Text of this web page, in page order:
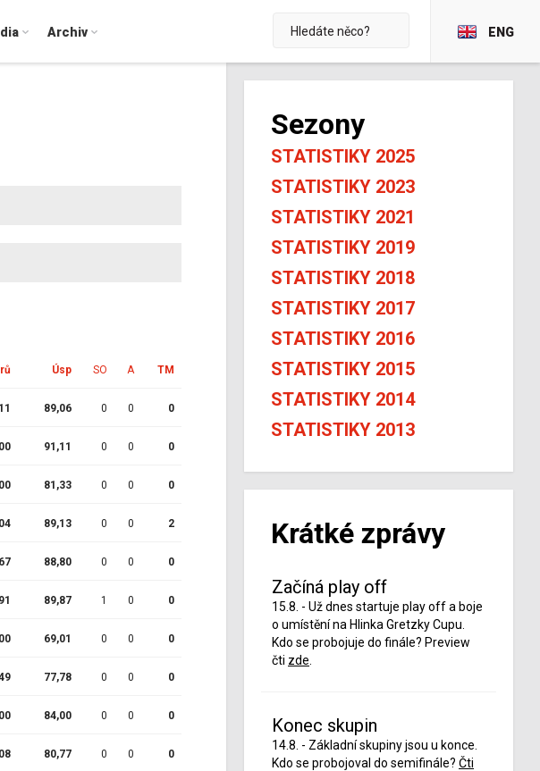
Archiv ENG
Úsp SO A TM
89,06 0 0 0
91,11 0 0 0
81,33 0 0 0
89,13 0 0 2
88,80 0 0 0
89,87 1 0 0
69,01 0 0 0
77,78 0 0 0
84,00 0 0 0
80,77 0 0 0
Sezony
STATISTIKY 2025
STATISTIKY 2023
STATISTIKY 2021
STATISTIKY 2019
STATISTIKY 2018
STATISTIKY 2017
STATISTIKY 2016
STATISTIKY 2015
STATISTIKY 2014
STATISTIKY 2013
Krátké zprávy
Začíná play off
15.8. - Už dnes startuje play off a boje
o umístění na Hlinka Gretzky Cupu.
Kdo se probojuje do finále? Preview
čti zde
Konec skupin
14.8. - Základní skupiny jsou u konce.
Kdo se probojoval do semifinále? Čti